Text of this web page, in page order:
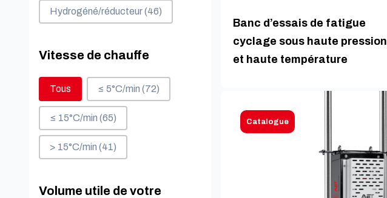
Hydrogéné/réducteur(46)
Vitesse de chauffe
Vitesse de chauffe
Tous ≤ 5°C/min (72)
≤ 15°C/min (65)
> 15°C/min (41)
Volume utile de votre
Banc d’essais de fatigue
cyclage sous haute pression
et haute température
Catalogue